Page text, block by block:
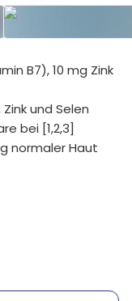
B7), 10 mg Zink
und Selen
bei [1,2,3]
normaler Haut